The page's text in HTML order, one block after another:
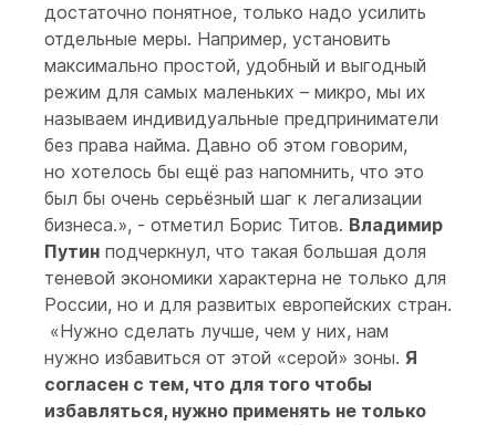
достаточно понятное, только надо усилить
отдельные меры. Например, установить
максимально простой, удобный и выгодный
режим для самых маленьких – микро, мы их
называем индивидуальные предприниматели
без права найма. Давно об этом говорим,
но хотелось бы ещё раз напомнить, что это
был бы очень серьёзный шаг к легализации
бизнеса.», - отметил Борис Титов. Владимир
Путин подчеркнул, что такая большая доля
теневой экономики характерна не только для
России, но и для развитых европейских стран.
«Нужно сделать лучше, чем у них, нам
нужно избавиться от этой «серой» зоны. Я
согласен с тем, что для того чтобы
избавляться, нужно применять не только